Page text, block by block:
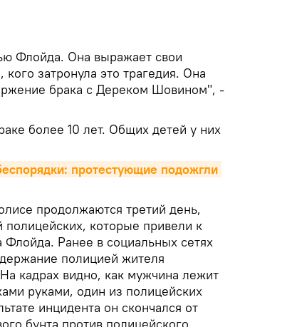
Флойда. Она выражает свои
затронула это трагедия. Она
брака с Дереком Шовином", -
более 10 лет. Общих детей у них
протестующие подожгли
продолжаются третий день,
полицейских, которые привели к
Ранее в социальных сетях
полицией жителя
кадрах видно, как мужчина лежит
руками, один из полицейских
инцидента он скончался от